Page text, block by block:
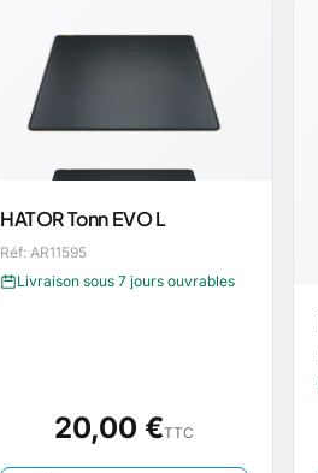
HATOR Tonn EVO L
Réf: AR11595
Livraison sous 7 jours ouvrables
20,00 €TTC